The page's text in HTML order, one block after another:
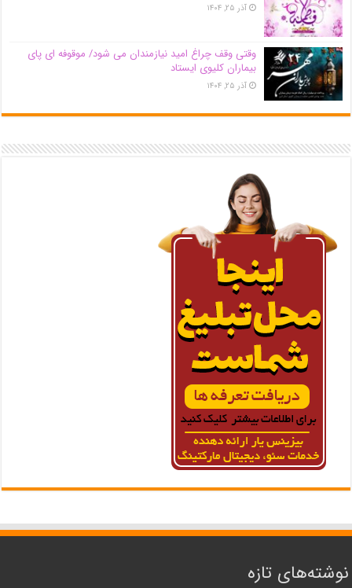
آذر ۲۵, ۱۴۰۴
وقتی وقف چراغ امید نیازمندان می شود/ موقوفه ای پای
بیماران کلیوی ایستاد
آذر ۲۵, ۱۴۰۴
نوشته‌های تازه